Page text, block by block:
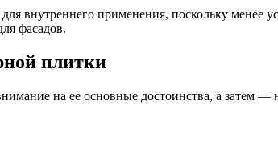
внутреннего применения, поскольку
фасадов.
плитки
на ее основные достоинства, а затем —